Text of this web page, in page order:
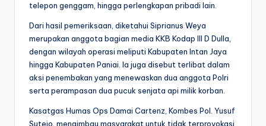
telepon genggam, hingga perlengkapan pribadi lain.
Dari hasil pemeriksaan, diketahui Siprianus Weya
merupakan anggota bagian media KKB Kodap III D Dulla,
dengan wilayah operasi meliputi Kabupaten Intan Jaya
hingga Kabupaten Paniai. Ia juga disebut terlibat dalam
aksi penembakan yang menewaskan dua anggota Polri
serta perampasan dua pucuk senjata api milik korban.
Kasatgas Humas Ops Damai Cartenz, Kombes Pol. Yusuf
Sutejo, mengimbau masyarakat untuk tidak terprovokasi